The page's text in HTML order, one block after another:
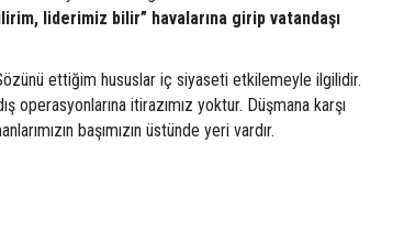
liderimiz bilir” havalarına girip vatandaşı
ettiğim hususlar iç siyaseti etkilemeyle ilgilidir.
operasyonlarına itirazımız yoktur. Düşmana karşı
başımızın üstünde yeri vardır.